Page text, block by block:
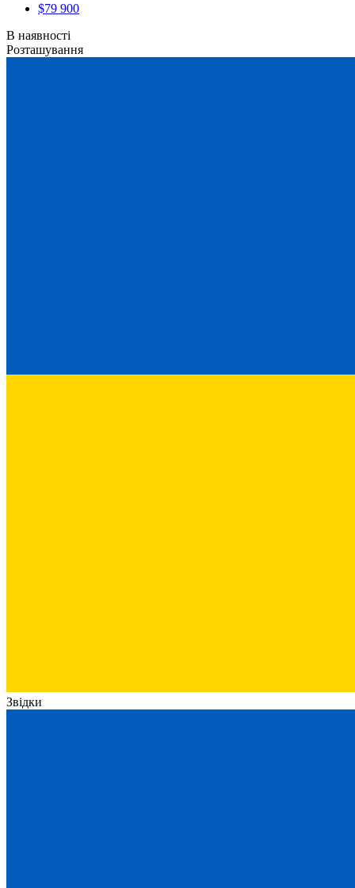
$79 900
В наявності
Розташування
Звідки